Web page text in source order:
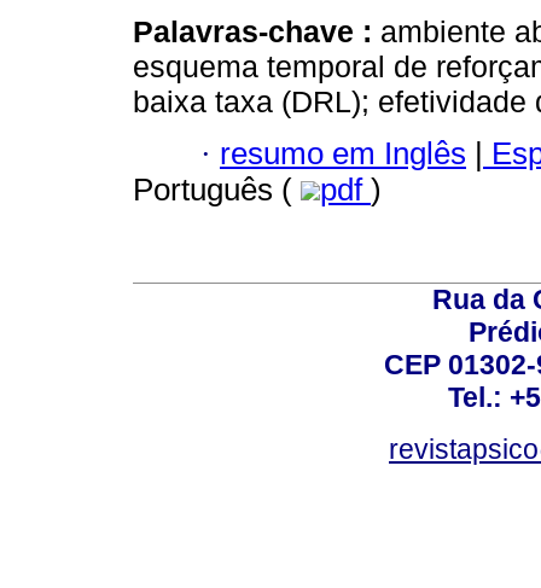
Palavras-chave : ambiente
esquema temporal de
baixa taxa (DRL); efetividade
· resumo em Inglês |
Português (
pdf )
Rua da
CEP
Tel.: